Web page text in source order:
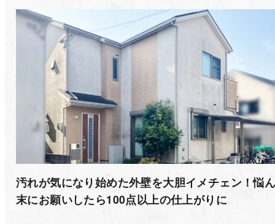
汚れが気になり始めた外壁を大胆イメチェン！悩
末にお願いしたら100点以上の仕上がりに